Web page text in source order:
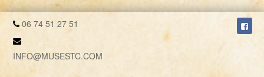
06 74 51 27 51
INFO@MUSESTC.COM